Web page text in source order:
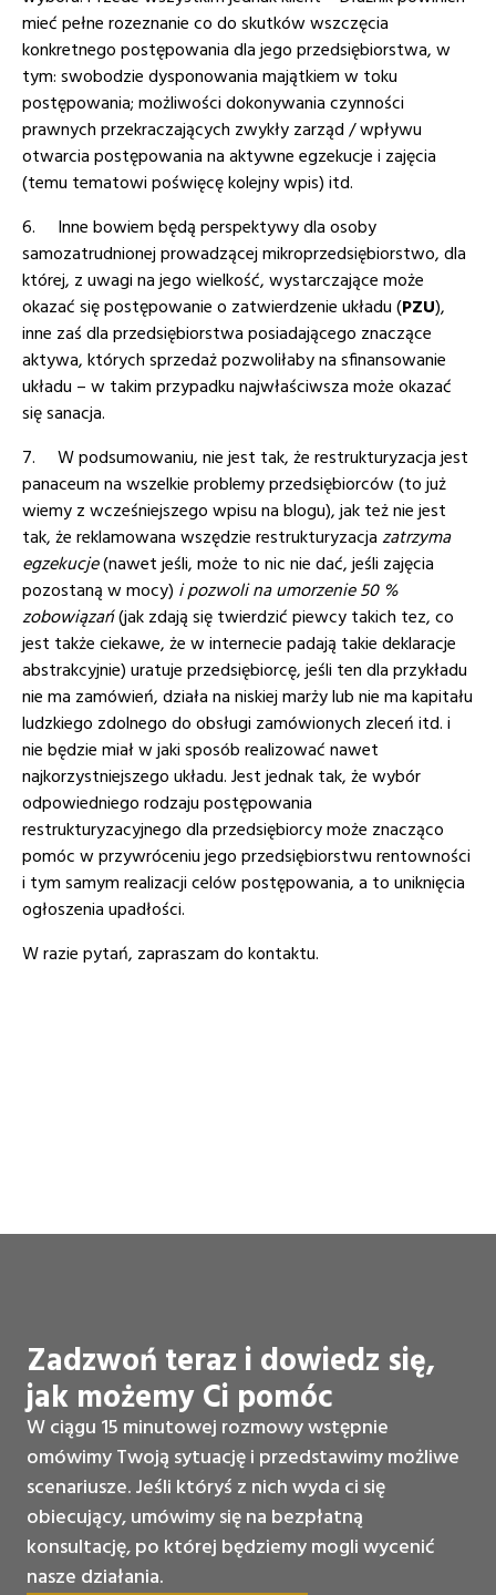
mieć pełne rozeznanie co do skutków wszczęcia
konkretnego postępowania dla jego przedsiębiorstwa, w
tym: swobodzie dysponowania majątkiem w toku
postępowania; możliwości dokonywania czynności
prawnych przekraczających zwykły zarząd / wpływu
otwarcia postępowania na aktywne egzekucje i zajęcia
(temu tematowi poświęcę kolejny wpis) itd.
6. Inne bowiem będą perspektywy dla osoby
samozatrudnionej prowadzącej mikroprzedsiębiorstwo, dla
której, z uwagi na jego wielkość, wystarczające może
okazać się postępowanie o zatwierdzenie układu (PZU),
inne zaś dla przedsiębiorstwa posiadającego znaczące
aktywa, których sprzedaż pozwoliłaby na sfinansowanie
układu – w takim przypadku najwłaściwsza może okazać
się sanacja.
7.
W podsumowaniu, nie jest tak, że restrukturyzacja jest
panaceum na wszelkie problemy przedsiębiorców (to już
wiemy z wcześniejszego wpisu na blogu), jak też nie jest
tak, że reklamowana wszędzie restrukturyzacjazatrzyma
egzekucje(nawet jeśli, może to nic nie dać, jeśli zajęcia
pozostaną w mocy) i pozwoli na umorzenie 50 %
zobowiązań(jak zdają się twierdzić piewcy takich tez, co
jest także ciekawe, że w internecie padają takie deklaracje
abstrakcyjnie) uratuje przedsiębiorcę, jeśli ten dla przykładu
nie ma zamówień, działa na niskiej marży lub nie ma kapitału
ludzkiego zdolnego do obsługi zamówionych zleceń itd. i
nie będzie miał w jaki sposób realizować nawet
najkorzystniejszego układu. Jest jednak tak, że wybór
odpowiedniego rodzaju postępowania
restrukturyzacyjnego dla przedsiębiorcy może znacząco
pomóc w przywróceniu jego przedsiębiorstwu rentowności
i tym samym realizacji celów postępowania, a to uniknięcia
ogłoszenia upadłości.
W razie pytań, zapraszam do kontaktu.
Zadzwoń teraz i dowiedz się,
jak możemy Ci pomóc
W ciągu 15 minutowej rozmowy wstępnie
omówimy Twoją sytuację i przedstawimy możliwe
scenariusze. Jeśli któryś z nich wyda ci się
obiecujący, umówimy się na bezpłatną
konsultację, po której będziemy mogli wycenić
nasze działania.